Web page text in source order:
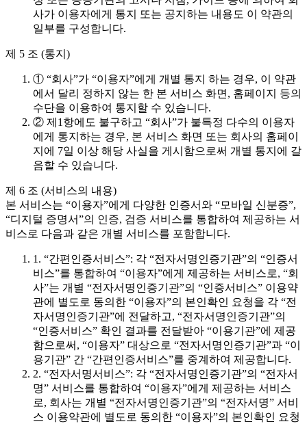
사가 이용자에게 통지 또는 공지하는 내용도 이 약관의
일부를 구성합니다.
제 5 조 (통지)
① “회사”가 “이용자”에게 개별 통지 하는 경우, 이 약관
에서 달리 정하지 않는 한 본 서비스 화면, 홈페이지 등의
수단을 이용하여 통지할 수 있습니다.
② 제1항에도 불구하고 “회사”가 불특정 다수의 이용자
에게 통지하는 경우, 본 서비스 화면 또는 회사의 홈페이
지에 7일 이상 해당 사실을 게시함으로써 개별 통지에 갈
음할 수 있습니다.
제 6 조 (서비스의 내용)
본 서비스는 “이용자”에게 다양한 인증서와 “모바일 신분증”,
“디지털 증명서”의 인증, 검증 서비스를 통합하여 제공하는 서
비스로 다음과 같은 개별 서비스를 포함합니다.
1. “간편인증서비스”: 각 “전자서명인증기관”의 “인증서
비스”를 통합하여 “이용자”에게 제공하는 서비스로, “회
사”는 개별 “전자서명인증기관”의 “인증서비스” 이용약
관에 별도로 동의한 “이용자”의 본인확인 요청을 각 “전
자서명인증기관”에 전달하고, “전자서명인증기관”의
“인증서비스” 확인 결과를 전달받아 “이용기관”에 제공
함으로써, “이용자” 대상으로 “전자서명인증기관”과 “이
용기관” 간 “간편인증서비스”를 중계하여 제공합니다.
2. “전자서명서비스”: 각 “전자서명인증기관”의 “전자서
명” 서비스를 통합하여 “이용자”에게 제공하는 서비스
로, 회사는 개별 “전자서명인증기관”의 “전자서명” 서비
스 이용약관에 별도로 동의한 “이용자”의 본인확인 요청